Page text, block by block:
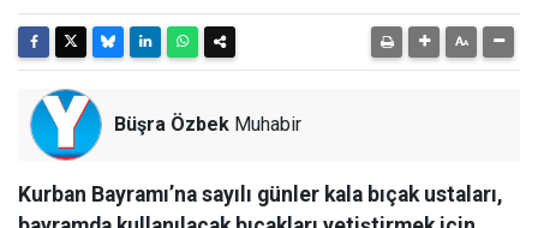
Büşra Özbek Muhabir
Kurban Bayramı’na sayılı günler kala bıçak ustaları,